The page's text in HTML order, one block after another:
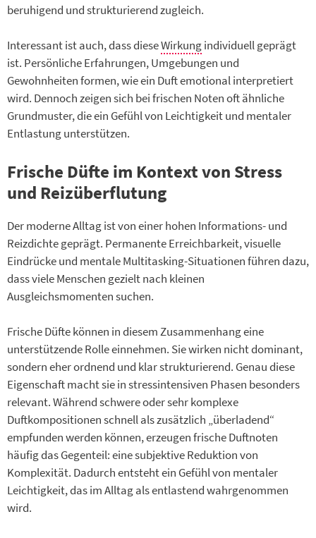
beruhigend und strukturierend zugleich.
Interessant ist auch, dass dieseWirkungindividuell geprägt
ist. Persönliche Erfahrungen, Umgebungen und
Gewohnheiten formen, wie ein Duft emotional interpretiert
wird. Dennoch zeigen sich bei frischen Noten oft ähnliche
Grundmuster, die ein Gefühl von Leichtigkeit und mentaler
Entlastung unterstützen.
Frische Düfte im Kontext von Stress
und Reizüberflutung
Der moderne Alltag ist von einer hohen Informations- und
Reizdichte geprägt. Permanente Erreichbarkeit, visuelle
Eindrücke und mentale Multitasking-Situationen führen dazu,
dass viele Menschen gezielt nach kleinen
Ausgleichsmomenten suchen.
Frische Düfte können in diesem Zusammenhang eine
unterstützende Rolle einnehmen. Sie wirken nicht dominant,
sondern eher ordnend und klar strukturierend. Genau diese
Eigenschaft macht sie in stressintensiven Phasen besonders
relevant. Während schwere oder sehr komplexe
Duftkompositionen schnell als zusätzlich „überladend“
empfunden werden können, erzeugen frische Duftnoten
häufig das Gegenteil: eine subjektive Reduktion von
Komplexität. Dadurch entsteht ein Gefühl von mentaler
Leichtigkeit, das im Alltag als entlastend wahrgenommen
wird.